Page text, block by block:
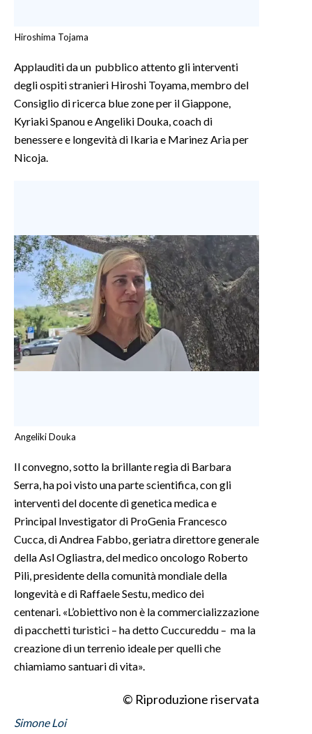
Hiroshima Tojama
Applauditi da un pubblico attento gli interventi
degli ospiti stranieri Hiroshi Toyama, membro del
Consiglio di ricerca blue zone per il Giappone,
Kyriaki Spanou e Angeliki Douka, coach di
benessere e longevità di Ikaria e Marinez Aria per
Nicoja.
Angeliki Douka
Il convegno, sotto la brillante regia di Barbara
Serra, ha poi visto una parte scientifica, con gli
interventi del docente di genetica medica e
Principal Investigator di ProGenia Francesco
Cucca, di Andrea Fabbo, geriatra direttore generale
della Asl Ogliastra, del medico oncologo Roberto
Pili, presidente della comunità mondiale della
longevità e di Raffaele Sestu, medico dei
centenari. «L’obiettivo non è la commercializzazione
di pacchetti turistici – ha detto Cuccureddu – ma la
creazione di un terrenio ideale per quelli che
chiamiamo santuari di vita».
© Riproduzione riservata
Simone Loi